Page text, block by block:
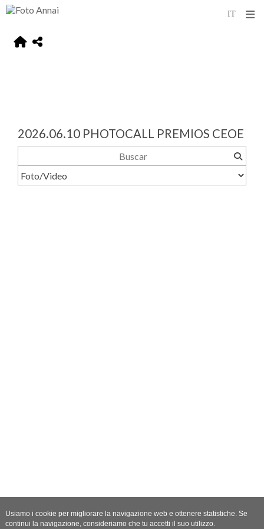
2026.06.10 PHOTOCALL PREMIOS CEOE
Usiamo i cookie per migliorare la navigazione web e ottenere statistiche. Se
continui la navigazione, consideriamo che tu accetti il suo utilizzo.